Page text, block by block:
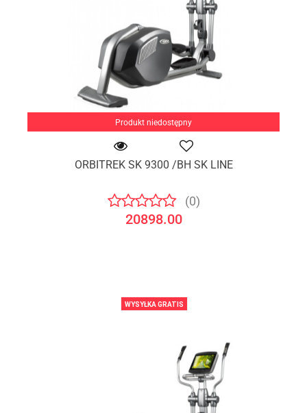
Produkt niedostępny
ORBITREK SK 9300 /BH SK LINE
(0)
20898.00
WYSYŁKA GRATIS